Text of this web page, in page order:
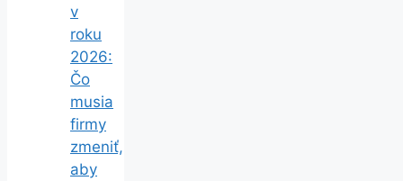
v
roku
2026:
Čo
musia
firmy
zmeniť,
aby